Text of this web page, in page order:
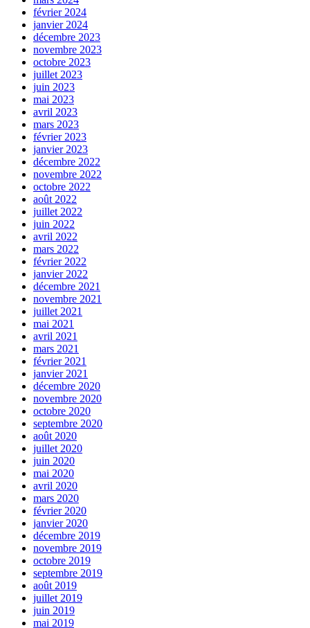
février 2024
janvier 2024
décembre 2023
novembre 2023
octobre 2023
juillet 2023
juin 2023
mai 2023
avril 2023
mars 2023
février 2023
janvier 2023
décembre 2022
novembre 2022
octobre 2022
août 2022
juillet 2022
juin 2022
avril 2022
mars 2022
février 2022
janvier 2022
décembre 2021
novembre 2021
juillet 2021
mai 2021
avril 2021
mars 2021
février 2021
janvier 2021
décembre 2020
novembre 2020
octobre 2020
septembre 2020
août 2020
juillet 2020
juin 2020
mai 2020
avril 2020
mars 2020
février 2020
janvier 2020
décembre 2019
novembre 2019
octobre 2019
septembre 2019
août 2019
juillet 2019
juin 2019
mai 2019